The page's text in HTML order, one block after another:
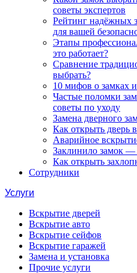
советы экспертов
Рейтинг надёжных
для вашей
Этапы
это работает?
Сравнение
выбрать?
10 мифов о замках
Частые поломки
советы по уходу
Замена дверного
Как открыть дверь
Аварийное
Заклинило замок —
Как открыть
Сотрудники
Услуги
Вскрытие дверей
Вскрытие авто
Вскрытие сейфов
Вскрытие гаражей
Замена и установка
Прочие услуги